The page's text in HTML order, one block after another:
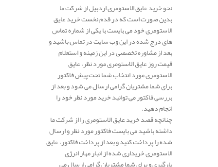
نحو خرید عایق الاستومری اردبیل از شرکت ما
بدین صورت است که در قدم نخست خرید عایق
الاستومری خود می بایست با یکی از شماره تماس
های درج شده در این وب سایت در تماس باشید و
بعد از مشاوره تخصصی در این زمینه و استعلام
قیمت روز عایق الاستومری مورد نظر، عایق
الاستومری مورد انتخاب شما تحت پیش فاکتور
برای شما مشتریان گرامی ارسال می شود و بعد از
بررسی فاکتور می توانید خرید مورد نظر خود را
انجام دهید.
چنانچه قصد خرید عایق الاستومری را از شرکت ما
داشته باشید می بایست فاکتور مورد نظر و ارسال
شده را پرداخت کنید و بعد از پرداخت فاکتور، عایق
الاستومری خریداری شده از انبار مهار انرژی
بارگیری و برای شما مشتریان گرامی ارسال می